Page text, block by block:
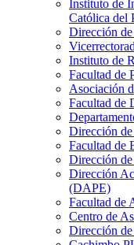
Instituto de
Católica del
Dirección
Instituto de
Facultad de
Asociación
Facultad de
Dirección
Facultad de
Dirección
Dirección
(DAPE)
Facultad de
Centro de
Dirección